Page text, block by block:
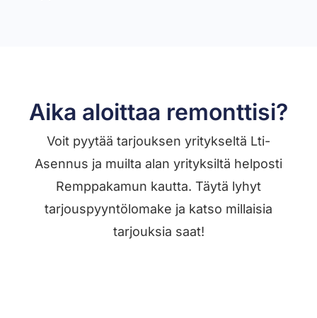
Aika aloittaa remonttisi?
Voit pyytää tarjouksen yritykseltä Lti-
Asennus ja muilta alan yrityksiltä helposti
Remppakamun kautta. Täytä lyhyt
tarjouspyyntölomake ja katso millaisia
tarjouksia saat!